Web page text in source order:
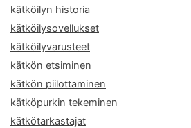
kätköilyn historia
kätköilysovellukset
kätköilyvarusteet
kätkön etsiminen
kätkön piilottaminen
kätköpurkin tekeminen
kätkötarkastajat